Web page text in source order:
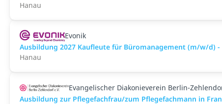
Hanau
Evonik
Ausbildung 2027 Kaufleute für Büromanagement (m/w/d) -
Hanau
Evangelischer Diakonieverein Berlin-
Ausbildung zur Pflegefachfrau/zum Pflegefachmann in